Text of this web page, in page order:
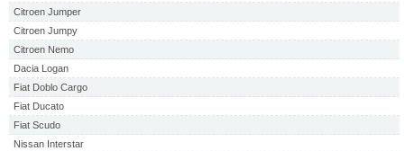
Citroen Jumper
Citroen Jumpy
Citroen Nemo
Dacia Logan
Fiat Doblo Cargo
Fiat Ducato
Fiat Scudo
Nissan Interstar